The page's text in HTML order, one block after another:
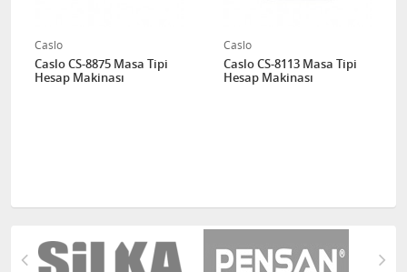
Caslo
Caslo CS-8875 Masa Tipi
Hesap Makinası
Caslo
Caslo CS-8113 Masa Tipi
Hesap Makinası